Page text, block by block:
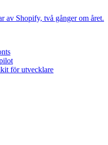
av Shopify, två gånger om året.
för utvecklare